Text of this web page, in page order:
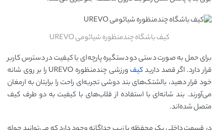
کیف باشگاه چندمنظوره شیائومی UREVO
برای حمل به صورت دستی دو دستگیره پارچه‌ای با کیفیت در دسترس کاربر
قرار دارد. اگر قصد داریدکیف
ورزشی چندمنظوره UREVO را بر روی شانه
خود قرار دهید، بالشتک‌های بند دوشی تجربه‌ای راحت را برایتان به ارمغان
می‌آورند. بند شانه‌ای با استفاده از قلاب‌‌های با کیفیت به دو طرف کیف
متصل شده‌اند.